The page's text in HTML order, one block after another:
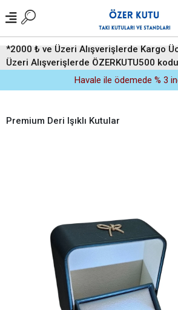
*2000 ₺ ve Üzeri Alışverişlerde Kargo
Üzeri Alışverişlerde ÖZERKUTU500
indirim (Üyelere Özel)Havale ile ödemede % 3
Premium Deri Işıklı Kutular